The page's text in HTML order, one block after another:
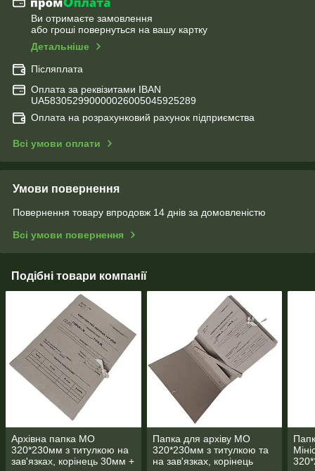
Ви отримаєте замовлення
або гроші повернуться на вашу картку
Детальніше
Післяплата
Оплата за реквізитами IBAN
UA583052990000026005045925289
Оплата на розрахунковий рахунок підприємства
Всі умови оплати
Умови повернення
Повернення товару впродовж 14 днів за домовленістю
Всі умови повернення
Подібні товари компанії
Архівна папка МО
320*230мм з титулкою на
зав'язках, корінець 30мм +
Папка для архіву МО
320*230мм з титулкою та
на зав'язках, корінець